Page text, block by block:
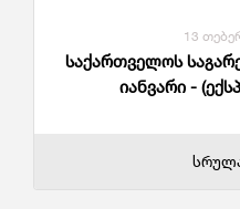
13
საქართველოს
იანვარი -